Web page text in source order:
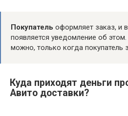
Покупатель оформляет заказ, и
появляется уведомление об
можно, только когда покупатель
Куда приходят деньги
Авито доставки?